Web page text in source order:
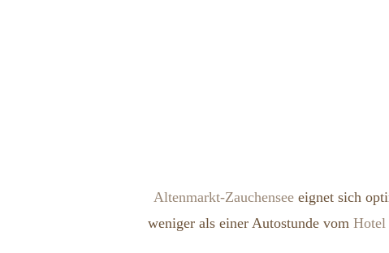
Altenmarkt-Zauchenseeeignet sich
weniger als einer Autostunde vom Hotel